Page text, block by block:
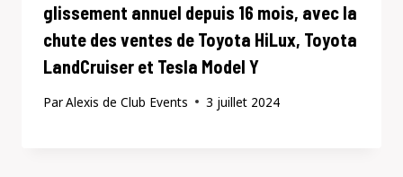
glissement annuel depuis 16 mois, avec la
chute des ventes de Toyota HiLux, Toyota
LandCruiser et Tesla Model Y
ParAlexis de Club Events 3 juillet 2024